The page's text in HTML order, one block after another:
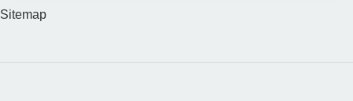
Sitemap